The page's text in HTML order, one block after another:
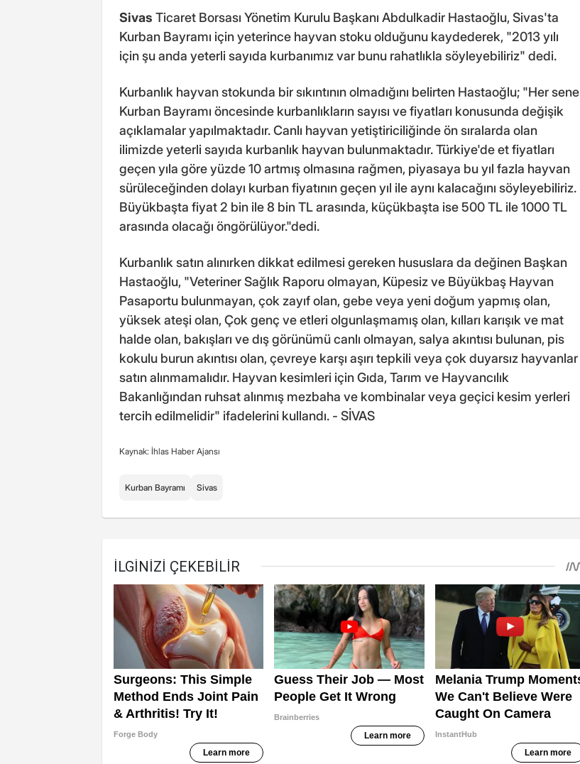
Sivas Ticaret Borsası Yönetim Kurulu Başkanı Abdulkadir Hastaoğlu, Sivas'ta
Kurban Bayramı için yeterince hayvan stoku olduğunu kaydederek, "2013 yılı
için şu anda yeterli sayıda kurbanımız var bunu rahatlıkla söyleyebiliriz" dedi.
Kurbanlık hayvan stokunda bir sıkıntının olmadığını belirten Hastaoğlu; "Her sene
Kurban Bayramı öncesinde kurbanlıkların sayısı ve fiyatları konusunda değişik
açıklamalar yapılmaktadır. Canlı hayvan yetiştiriciliğinde ön sıralarda olan
ilimizde yeterli sayıda kurbanlık hayvan bulunmaktadır. Türkiye'de et fiyatları
geçen yıla göre yüzde 10 artmış olmasına rağmen, piyasaya bu yıl fazla hayvan
sürüleceğinden dolayı kurban fiyatının geçen yıl ile aynı kalacağını söyleyebiliriz.
Büyükbaşta fiyat 2 bin ile 8 bin TL arasında, küçükbaşta ise 500 TL ile 1000 TL
arasında olacağı öngörülüyor."dedi.
Kurbanlık satın alınırken dikkat edilmesi gereken hususlara da değinen Başkan
Hastaoğlu, "Veteriner Sağlık Raporu olmayan, Küpesiz ve Büyükbaş Hayvan
Pasaportu bulunmayan, çok zayıf olan, gebe veya yeni doğum yapmış olan,
yüksek ateşi olan, Çok genç ve etleri olgunlaşmamış olan, kılları karışık ve mat
halde olan, bakışları ve dış görünümü canlı olmayan, salya akıntısı bulunan, pis
kokulu burun akıntısı olan, çevreye karşı aşırı tepkili veya çok duyarsız hayvanlar
satın alınmamalıdır. Hayvan kesimleri için Gıda, Tarım ve Hayvancılık
Bakanlığından ruhsat alınmış mezbaha ve kombinalar veya geçici kesim yerleri
tercih edilmelidir" ifadelerini kullandı. - SİVAS
Kaynak: İhlas Haber Ajansı
Kurban Bayramı Sivas